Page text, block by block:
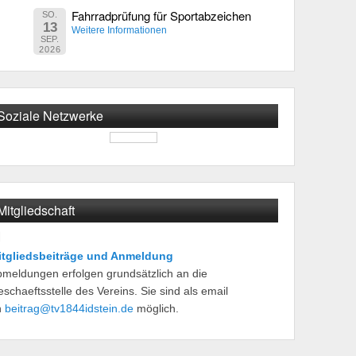
SO.
13
SEP.
2026
Fahrradprüfung für Sportabzeichen
Weitere Informationen
Netzwerke
und Anmeldung
erfolgen grundsätzlich an die
des Vereins. Sie sind als email
beitrag@tv1844idstein.de möglich.